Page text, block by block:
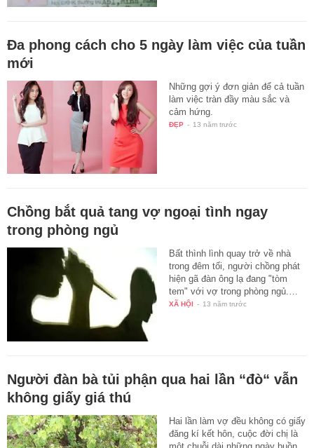
Đa phong cách cho 5 ngày làm việc của tuần
mới
Những gợi ý đơn giản để cả tuần
làm việc tràn đầy màu sắc và
cảm hứng.
ĐẸP - 13 năm trước
Chồng bắt quả tang vợ ngoại tình ngay
trong phòng ngủ
Bất thình lình quay trở về nhà
trong đêm tối, người chồng phát
hiện gã đàn ông lạ đang "tòm
tem" với vợ trong phòng ngủ.…
XÃ HỘI - 13 năm trước
Người đàn bà tủi phận qua hai lần “đò“ vẫn
không giấy giá thú
Hai lần làm vợ đều không có giấy
đăng kí kết hôn, cuộc đời chị là